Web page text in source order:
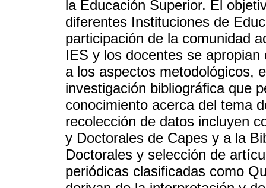
la Educación Superior. El
diferentes Instituciones de
participación de la comunidad
IES y los docentes se
a los aspectos metodológicos,
investigación bibliográfica que
conocimiento acerca del tema
recolección de datos incluyen
y Doctorales de Capes y a la
Doctorales y selección de
periódicas clasificadas como